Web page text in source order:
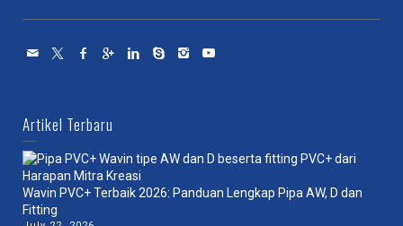
Artikel Terbaru
Wavin PVC+ Terbaik 2026: Panduan Lengkap Pipa AW, D dan
Fitting